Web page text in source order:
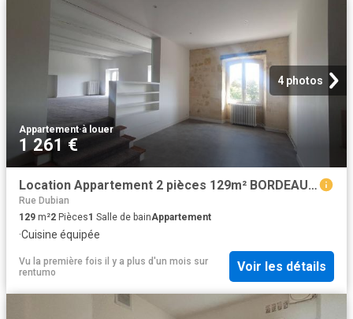
4 photos
Appartement·à louer
1 261 €
Location Appartement 2 pièces 129m² BORDEAUX 33000
Rue Dubian
129 m²2 Pièces1 Salle de bainAppartement
·Cuisine équipée
Vu la première fois il y a plus d'un mois sur
rentumo
Voir les détails